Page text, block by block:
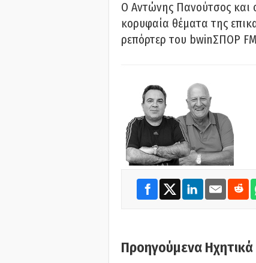
Ο Αντώνης Πανούτσος και
κορυφαία θέματα της
ρεπόρτερ του bwinΣΠΟΡ
Προηγούμενα